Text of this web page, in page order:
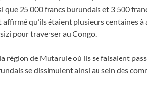
que 25 000 francs burundais et 3 500
qu’ils étaient plusieurs centaines à
pour traverser au Congo.
région de Mutarule où ils se faisaient
se dissimulent ainsi au sein des